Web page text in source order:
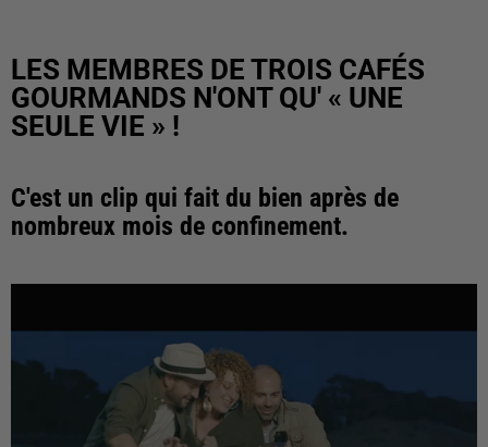
LES MEMBRES DE TROIS CAFÉS
GOURMANDS N'ONT QU' « UNE
SEULE VIE » !
C'est un clip qui fait du bien après de
nombreux mois de confinement.